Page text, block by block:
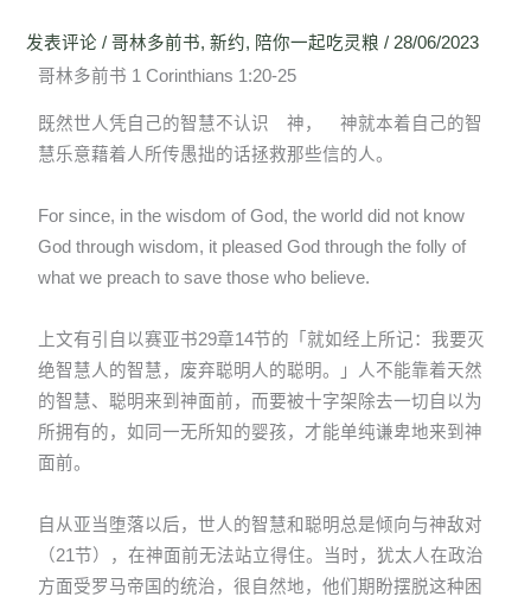
发表评论 /哥林多前书,新约, 陪你一起吃灵粮 / 28/06/2023
哥林多前书 1 Corinthians 1:20-25
既然世人凭自己的智慧不认识 神， 神就本着自己的智
慧乐意藉着人所传愚拙的话拯救那些信的人。
For since, in the wisdom of God, the world did not know
God through wisdom, it pleased God through the folly of
what we preach to save those who believe.
上文有引自以赛亚书29章14节的「就如经上所记：我要灭
绝智慧人的智慧，废弃聪明人的聪明。」人不能靠着天然
的智慧、聪明来到神面前，而要被十字架除去一切自以为
所拥有的，如同一无所知的婴孩，才能单纯谦卑地来到神
面前。
自从亚当堕落以后，世人的智慧和聪明总是倾向与神敌对
（21节），在神面前无法站立得住。当时，犹太人在政治
方面受罗马帝国的统治，很自然地，他们期盼摆脱这种困